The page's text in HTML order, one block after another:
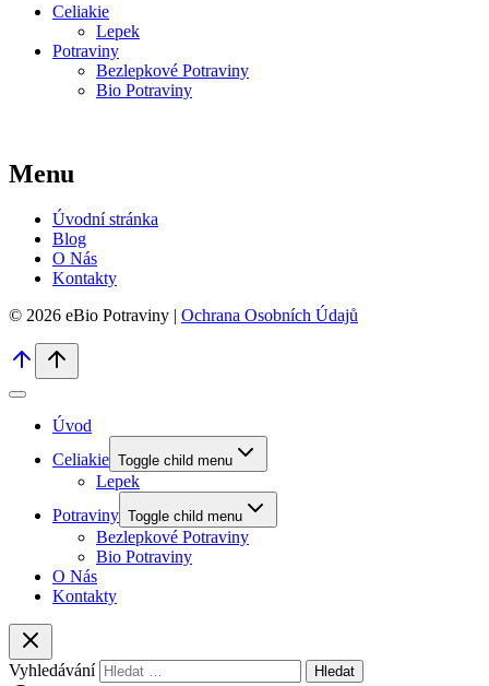
Celiakie
Lepek
Potraviny
Bezlepkové Potraviny
Bio Potraviny
Menu
Úvodní stránka
Blog
O Nás
Kontakty
© 2026 eBio Potraviny | Ochrana Osobních Údajů
Úvod
Celiakie Toggle child menu
Lepek
Potraviny Toggle child menu
Bezlepkové Potraviny
Bio Potraviny
O Nás
Kontakty
Vyhledávání